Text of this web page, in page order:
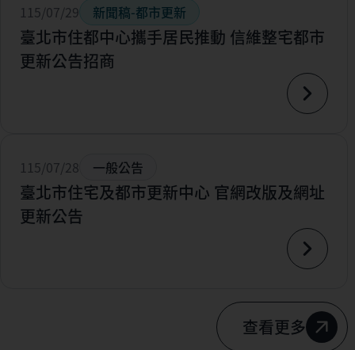
115/07/29 新聞稿-都市更新
臺北市住都中心攜手居民推動 信維整宅都市
更新公告招商
115/07/28 一般公告
臺北市住宅及都市更新中心 官網改版及網址
更新公告
查看更多